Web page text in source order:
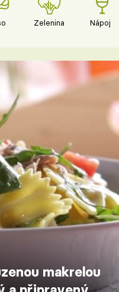
Zelenina Nápoje
makrelou